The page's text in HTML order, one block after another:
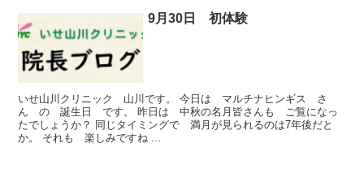
9月30日 初体験
いせ山川クリニック 山川です。 今日は マルチナヒンギス さ
ん の 誕生日 です。 昨日は 中秋の名月皆さんも ご覧になっ
たでしょうか？ 同じタイミングで 満月が見られるのは7年後だと
か。 それも 楽しみですね ...